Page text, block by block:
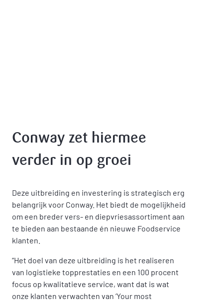
Conway zet hiermee
verder in op groei
Deze uitbreiding en investering is strategisch erg
belangrijk voor Conway. Het biedt de mogelijkheid
om een breder vers- en diepvriesassortiment aan
te bieden aan bestaande én nieuwe Foodservice
klanten.
“Het doel van deze uitbreiding is het realiseren
van logistieke topprestaties en een 100 procent
focus op kwalitatieve service, want dat is wat
onze klanten verwachten van ‘Your most